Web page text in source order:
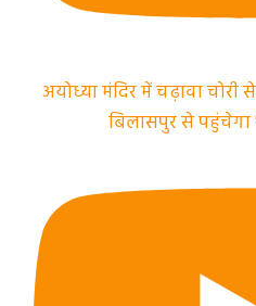
अयोध्या मंदिर में चढ़ावा
बिलासपुर से पहुंचेगा